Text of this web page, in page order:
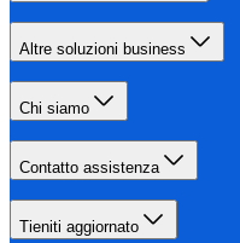
Altre soluzioni business
Chi siamo
Contatto assistenza
Tieniti aggiornato